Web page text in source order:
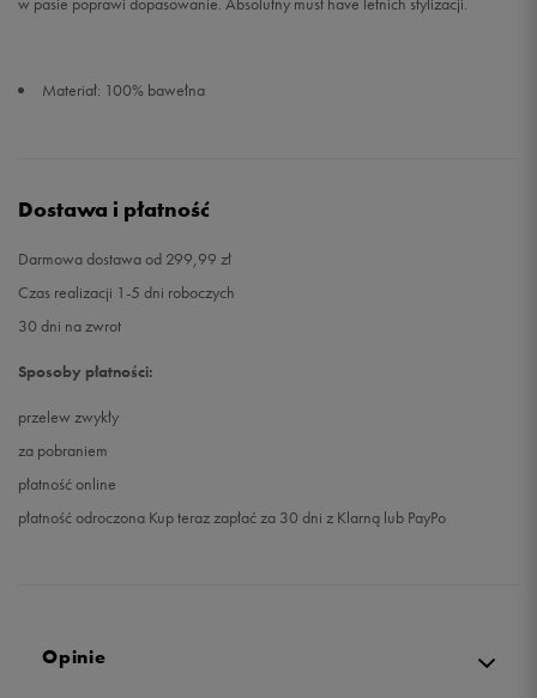
Materiał: 100% bawełna
Dostawa i płatność
Darmowa dostawa od 299,99 zł
Czas realizacji 1-5 dni roboczych
30 dni na zwrot
Sposoby płatności:
przelew zwykły
za pobraniem
płatność online
płatność odroczona Kup teraz zapłać za 30 dni z Klarną lub PayPo
Opinie